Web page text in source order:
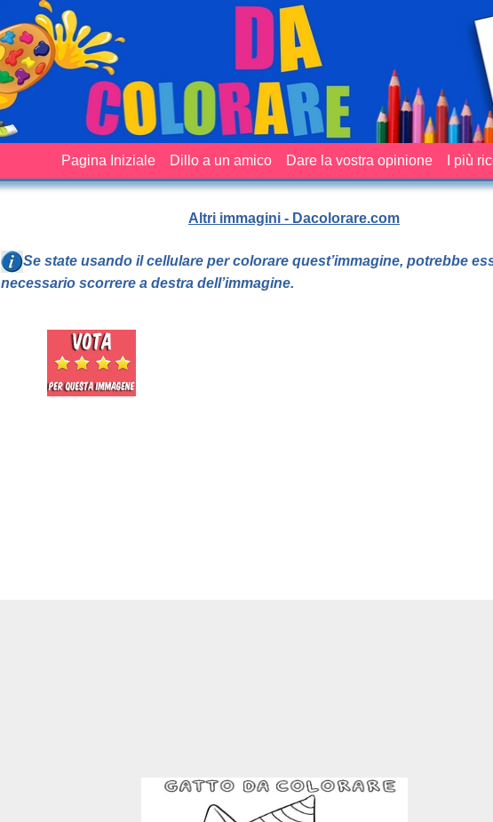
Pagina Iniziale Dillo a un amico Dare la vostra opinione I più
Altri immagini - Dacolorare.com
Se state usando il cellulare per colorare quest’immagine, potrebbe
necessario scorrere a destra dell’immagine.